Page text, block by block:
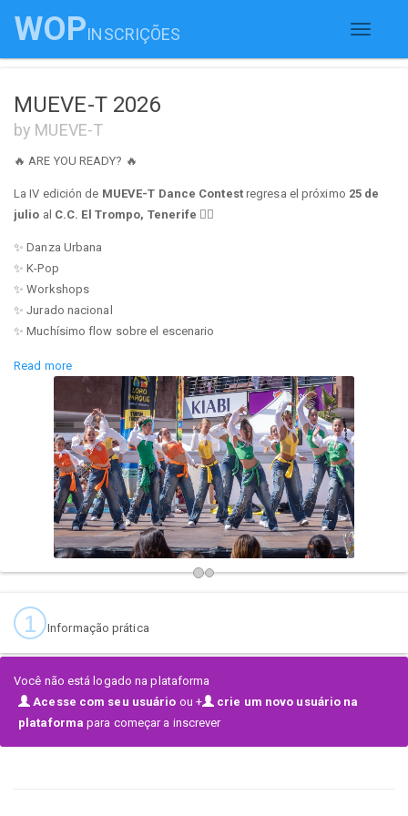
Toggle
WOPINSCRIÇÕES
MUEVE-T 2026
by MUEVE-T
🔥 ARE YOU READY? 🔥
La IV edición de MUEVE-T Dance Contestregresa el próximo 25 de
julio al C.C. El Trompo, Tenerife ❤️‍🔥
✨ Danza Urbana
✨ K-Pop
✨ Workshops
✨ Jurado nacional
✨ Muchísimo flow sobre el escenario
Prepárate para disfrutar de una jornada llena de talento, energía y
pasión por la danza 🔥🕺
¿Nos vemos en el escenario? 👀
Read more
1 Informação prática
Você não está logado na plataforma
Acesse com seu usuário ou +
crie um novo usuário na
plataforma para começar a inscrever